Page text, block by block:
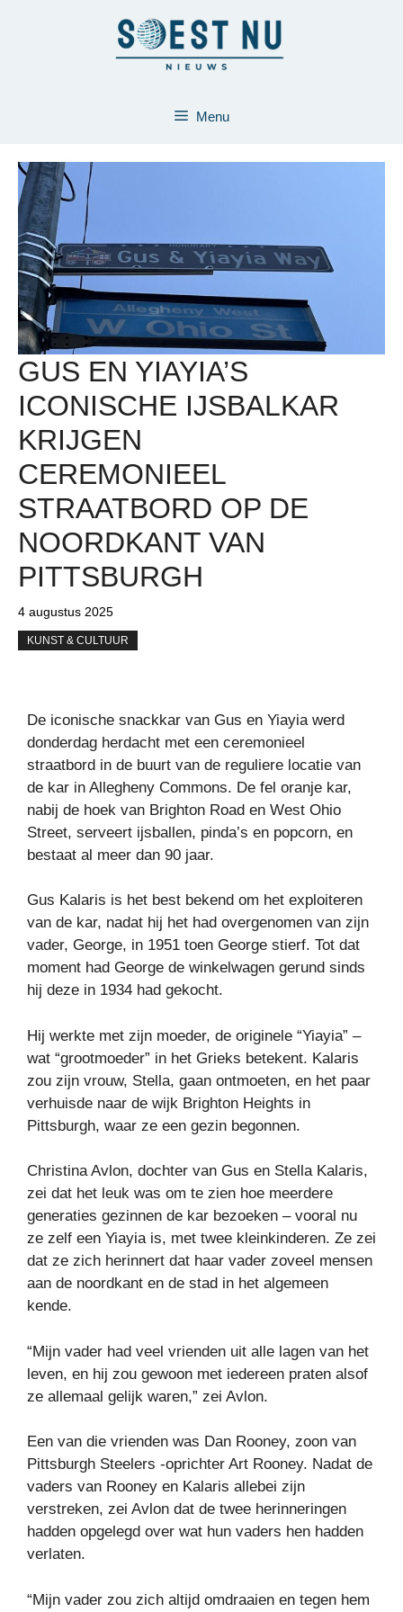
Menu
GUS EN YIAYIA’S
ICONISCHE IJSBALKAR
KRIJGEN
CEREMONIEEL
STRAATBORD OP DE
NOORDKANT VAN
PITTSBURGH
4 augustus 2025
KUNST & CULTUUR
De iconische snackkar van Gus en Yiayia werd
donderdag herdacht met een ceremonieel
straatbord in de buurt van de reguliere locatie van
de kar in Allegheny Commons. De fel oranje kar,
nabij de hoek van Brighton Road en West Ohio
Street, serveert ijsballen, pinda’s en popcorn, en
bestaat al meer dan 90 jaar.
Gus Kalaris is het best bekend om het exploiteren
van de kar, nadat hij het had overgenomen van zijn
vader, George, in 1951 toen George stierf. Tot dat
moment had George de winkelwagen gerund sinds
hij deze in 1934 had gekocht.
Hij werkte met zijn moeder, de originele “Yiayia” –
wat “grootmoeder” in het Grieks betekent. Kalaris
zou zijn vrouw, Stella, gaan ontmoeten, en het paar
verhuisde naar de wijk Brighton Heights in
Pittsburgh, waar ze een gezin begonnen.
Christina Avlon, dochter van Gus en Stella Kalaris,
zei dat het leuk was om te zien hoe meerdere
generaties gezinnen de kar bezoeken – vooral nu
ze zelf een Yiayia is, met twee kleinkinderen. Ze zei
dat ze zich herinnert dat haar vader zoveel mensen
aan de noordkant en de stad in het algemeen
kende.
“Mijn vader had veel vrienden uit alle lagen van het
leven, en hij zou gewoon met iedereen praten alsof
ze allemaal gelijk waren,” zei Avlon.
Een van die vrienden was Dan Rooney, zoon van
Pittsburgh Steelers -oprichter Art Rooney. Nadat de
vaders van Rooney en Kalaris allebei zijn
verstreken, zei Avlon dat de twee herinneringen
hadden opgelegd over wat hun vaders hen hadden
verlaten.
“Mijn vader zou zich altijd omdraaien en tegen hem